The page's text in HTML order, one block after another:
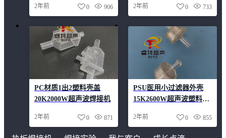
2年前 906
0 2年前 733
0
PC材质1出2塑料壳盖
20K2000W超声波焊接机
2年前 871
0
PSU医用小过滤器外壳
15K2600W超声波塑料焊
2年前 855
0